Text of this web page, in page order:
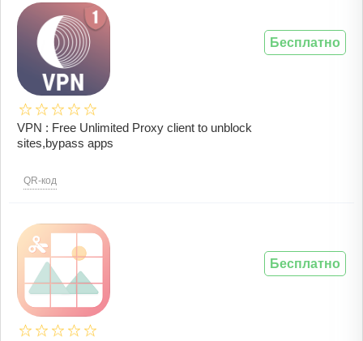
VPN : Free Unlimited Proxy client to unblock
sites,bypass apps
QR-код
Бесплатно
Бесплатно